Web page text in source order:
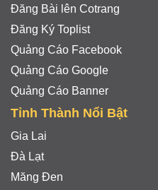
Đăng Bài lên Cotrang
Đăng Ký Toplist
Quảng Cáo Facebook
Quảng Cáo Google
Quảng Cáo Banner
Tỉnh Thành Nổi Bật
Gia Lai
Đà Lạt
Măng Đen